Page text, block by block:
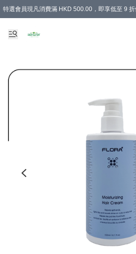
特選會員現凡消費滿 HKD 500.00，即享低至 9 折